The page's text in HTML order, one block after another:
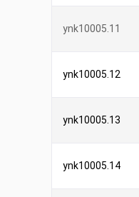
ynk10005.11
ynk10005.12
ynk10005.13
ynk10005.14